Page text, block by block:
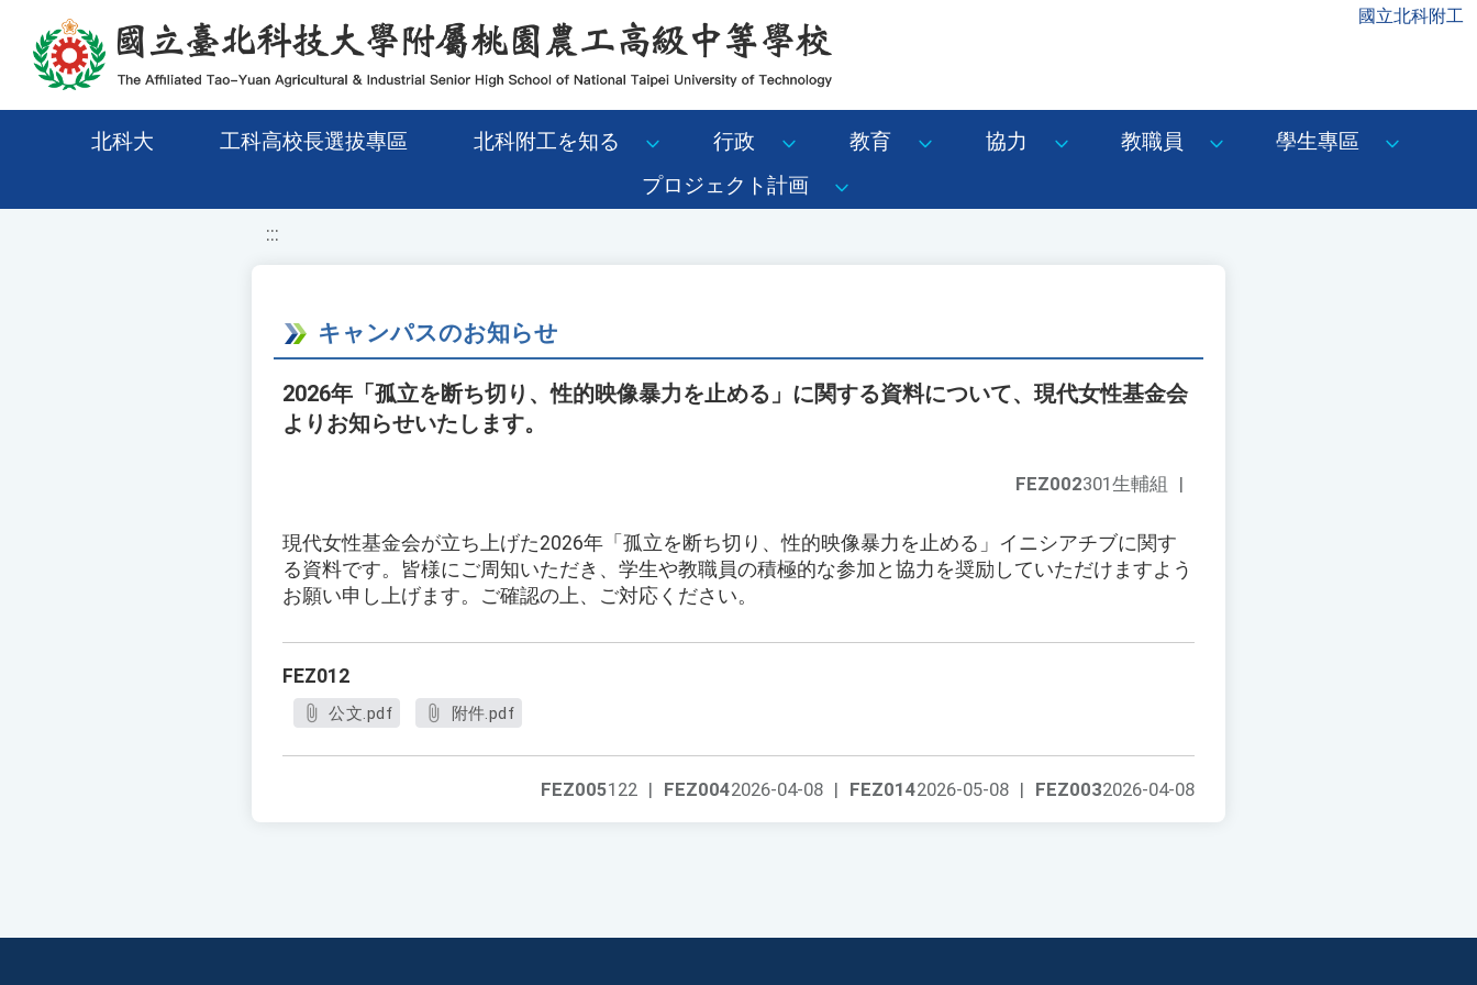
移至網頁之主要內容區位置 國立北科附工
北科大 工科高校長選拔專區 北科附工を知る 行政 教育 協力 教職員
學生專區
プロジェクト計画
:::
キャンパスのお知らせ
2026年「孤立を断ち切り、性的映像暴力を止める」に関する資料について、現代女性基金会
よりお知らせいたします。
FEZ002301生輔組 |
現代女性基金会が立ち上げた2026年「孤立を断ち切り、性的映像暴力を止める」イニシアチブに関す
る資料です。皆様にご周知いただき、学生や教職員の積極的な参加と協力を奨励していただけますよう
お願い申し上げます。ご確認の上、ご対応ください。
FEZ012
公文.pdf 附件.pdf
FEZ0032026-04-08
FEZ0142026-05-08 |
FEZ0042026-04-08 |
FEZ005122 |